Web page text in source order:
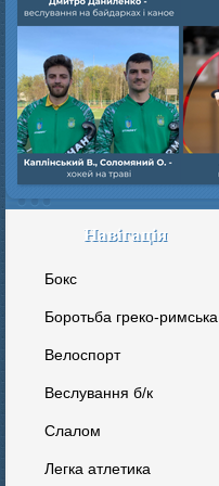
Навігація
Бокс
Боротьба греко-римська
Велоспорт
Веслування б/к
Cлалом
Легка атлетика